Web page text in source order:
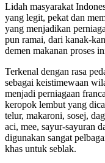
Lidah masyarakat
yang legit, pekat dan
yang menjadikan
pun ramai, dari kanak-
demen makanan proses
Terkenal dengan rasa
sebagai keistimewaan
menjadi perniagaan
keropok lembut yang
telur, makaroni, sosej,
aci, mee, sayur-sayuran
digunakan sangat
khas untuk seblak.